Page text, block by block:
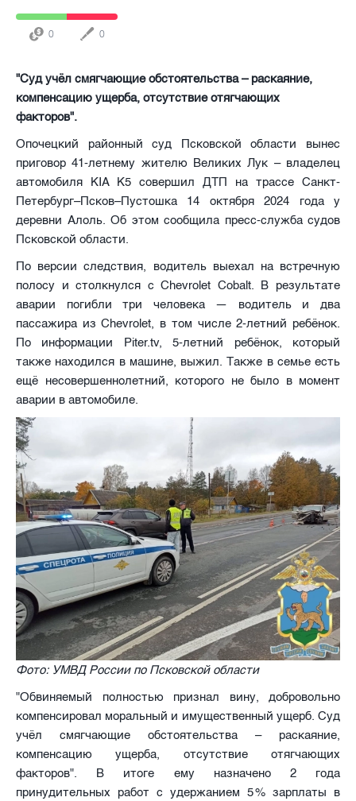
0 0
"Суд учёл смягчающие обстоятельства – раскаяние,
компенсацию ущерба, отсутствие отягчающих
факторов".
Опочецкий районный суд Псковской области вынес
приговор 41-летнему жителю Великих Лук – владелец
автомобиля KIA K5 совершил ДТП на трассе Санкт-
Петербург–Псков–Пустошка 14 октября 2024 года у
деревни Алоль. Об этом сообщила пресс-служба судов
Псковской области.
По версии следствия, водитель выехал на встречную
полосу и столкнулся с Chevrolet Cobalt. В результате
аварии погибли три человека — водитель и два
пассажира из Chevrolet, в том числе 2-летний ребёнок.
По информации Piter.tv, 5-летний ребёнок, который
также находился в машине, выжил. Также в семье есть
ещё несовершеннолетний, которого не было в момент
аварии в автомобиле.
Фото: УМВД России по Псковской области
"Обвиняемый полностью признал вину, добровольно
компенсировал моральный и имущественный ущерб. Суд
учёл смягчающие обстоятельства – раскаяние,
компенсацию ущерба, отсутствие отягчающих
факторов". В итоге ему назначено 2 года
принудительных работ с удержанием 5 % зарплаты в